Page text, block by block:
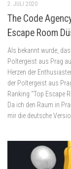
2. JULI 2020
The Code
Escape Room
Als bekannt wurde,
Poltergeist aus Prag
Herzen der
der Poltergeist aus
Ranking “Top Escape
Da ich den Raum in
mir die deutsche